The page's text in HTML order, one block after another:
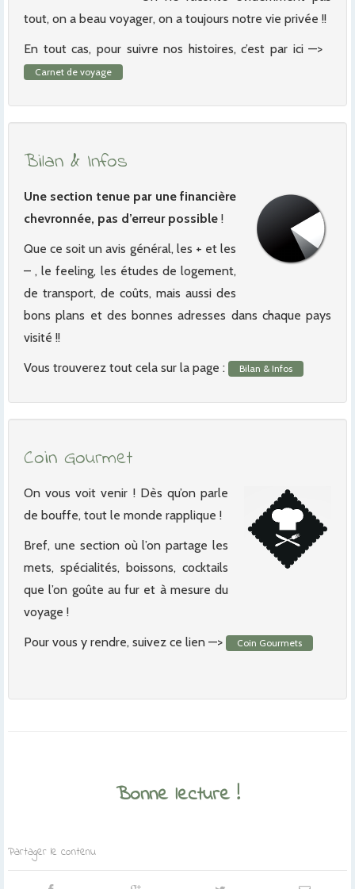
tout, on a beau voyager, on a toujours notre vie privée !!
En tout cas, pour suivre nos histoires, c’est par ici —>
Carnet de voyage
Bilan & Infos
Une section tenue par une financière
chevronnée, pas d’erreur possible !
Que ce soit un avis général, les + et les
– , le feeling, les études de logement,
de transport, de coûts, mais aussi des
bons plans et des bonnes adresses dans chaque pays
visité !!
Vous trouverez tout cela sur la page :
Bilan & Infos
Coin Gourmet
On vous voit venir ! Dès qu’on parle
de bouffe, tout le monde rapplique !
Bref, une section où l’on partage les
mets, spécialités, boissons, cocktails
que l’on goûte au fur et à mesure du
voyage !
Pour vous y rendre, suivez ce lien —>
Coin Gourmets
Bonne lecture !
Partager le contenu